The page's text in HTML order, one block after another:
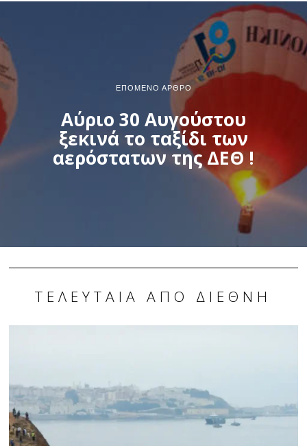
ΕΠΌΜΕΝΟ ΆΡΘΡΟ
Αύριο 30 Αυγούστου
ξεκινά το ταξίδι των
αερόστατων της ΔΕΘ !
ΤΕΛΕΥΤΑΊΑ ΑΠΌ ΔΙΕΘΝΉ